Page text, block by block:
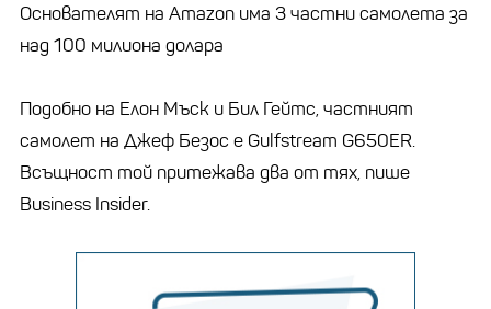
Основателят на Amazon има 3 частни самолета за
над 100 милиона долара
Подобно на Елон Мъск и Бил Гейтс, частният
самолет на Джеф Безос е Gulfstream G650ER.
Всъщност той притежава два от тях, пише
Business Insider.